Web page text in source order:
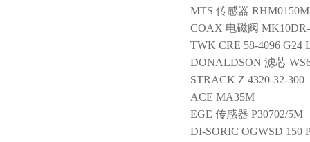
MTS 传感器
COAX 电磁阀
TWK CRE 58-4096 G24
DONALDSON 滤芯
STRACK Z 4320-32-300
ACE MA35M
EGE 传感器 P30702/5M
DI-SORIC OGWSD 150